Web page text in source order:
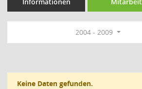
2004 - 2009
Keine Daten gefunden.